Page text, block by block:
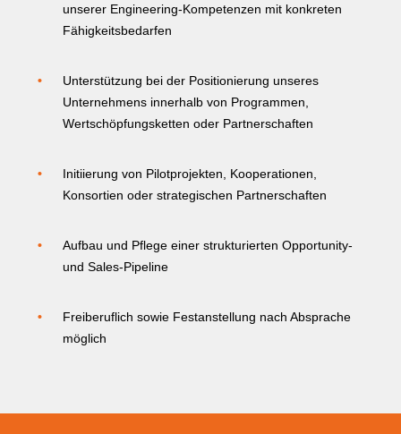
unserer Engineering-Kompetenzen mit konkreten
Fähigkeitsbedarfen
Unterstützung bei der Positionierung unseres
Unternehmens innerhalb von Programmen,
Wertschöpfungsketten oder Partnerschaften
Initiierung von Pilotprojekten, Kooperationen,
Konsortien oder strategischen Partnerschaften
Aufbau und Pflege einer strukturierten Opportunity-
und Sales-Pipeline
Freiberuflich sowie Festanstellung nach Absprache
möglich